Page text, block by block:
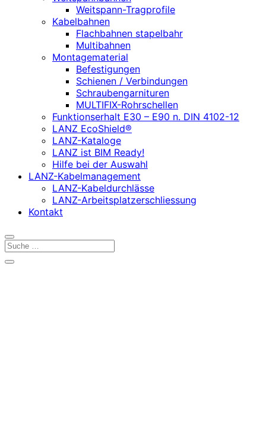
Weitspann-Tragprofile
Kabelbahnen
Flachbahnen stapelbahr
Multibahnen
Montagematerial
Befestigungen
Schienen / Verbindungen
Schraubengarnituren
MULTIFIX-Rohrschellen
Funktionserhalt E30 – E90 n. DIN 4102-12
LANZ EcoShield®
LANZ-Kataloge
LANZ ist BIM Ready!
Hilfe bei der Auswahl
LANZ-Kabelmanagement
LANZ-Kabeldurchlässe
LANZ-Arbeitsplatzerschliessung
Kontakt